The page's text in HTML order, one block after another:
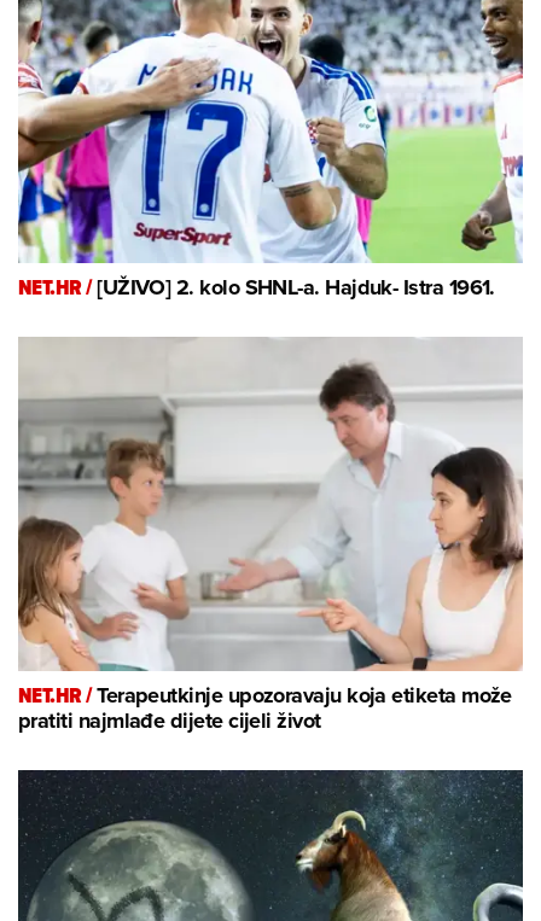
NET.HR /[UŽIVO] 2. kolo SHNL-a. Hajduk- Istra 1961.
NET.HR /Terapeutkinje upozoravaju koja etiketa može
pratiti najmlađe dijete cijeli život